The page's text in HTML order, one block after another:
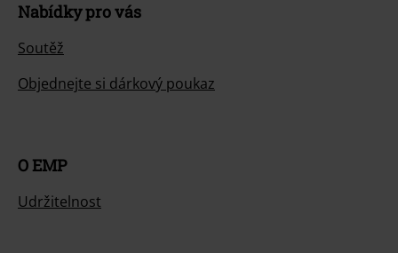
Nabídky pro vás
Soutěž
Objednejte si dárkový poukaz
O EMP
Udržitelnost